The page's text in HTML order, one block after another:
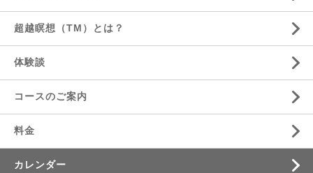
超越瞑想（TM）とは？
体験談
コースのご案内
料金
カレンダー